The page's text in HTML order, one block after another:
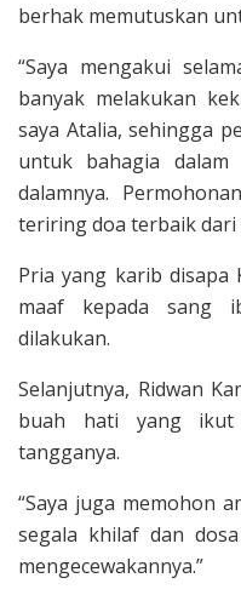
berhak memutuskan
“Saya mengakui
banyak melakukan
saya Atalia, sehingga
untuk bahagia
dalamnya.
teriring doa terbaik dari
Pria yang karib disapa
maaf kepada sang
dilakukan.
Selanjutnya, Ridwan
buah hati yang ikut
tangganya.
“Saya juga memohon
segala khilaf dan
mengecewakannya.”